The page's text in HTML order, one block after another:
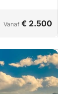
Vanaf € 2.500